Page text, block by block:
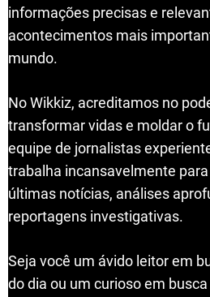
informações precisas e
acontecimentos mais
mundo.
No Wikkiz, acreditamos no
transformar vidas e moldar o
equipe de jornalistas
trabalha incansavelmente
últimas notícias, análises
reportagens investigativas.
Seja você um ávido leitor em
do dia ou um curioso em